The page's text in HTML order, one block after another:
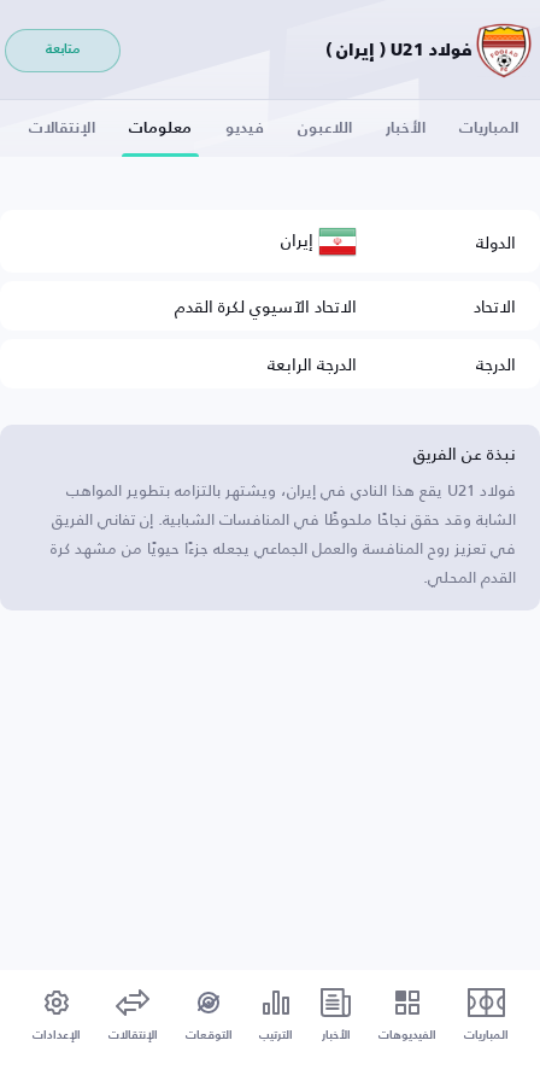
فولاد U21 ( إيران ) متابعة
المباريات الأخبار اللاعبون فيديو معلومات الإنتقالات
الدولة إيران
الاتحاد
الاتحاد الآسيوي لكرة القدم
الدرجة
الدرجة الرابعة
نبذة عن الفريق
فولاد U21 يقع هذا النادي في إيران، ويشتهر بالتزامه بتطوير المواهب
الشابة وقد حقق نجاحًا ملحوظًا في المنافسات الشبابية. إن تفاني الفريق
في تعزيز روح المنافسة والعمل الجماعي يجعله جزءًا حيويًا من مشهد كرة
القدم المحلي.
المباريات الفيديوهات الأخبار الترتيب التوقعات الإنتقالات الإعدادات